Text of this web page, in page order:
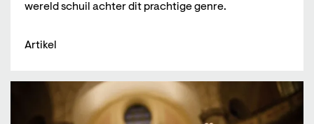
wereld schuil achter dit prachtige genre.
Artikel